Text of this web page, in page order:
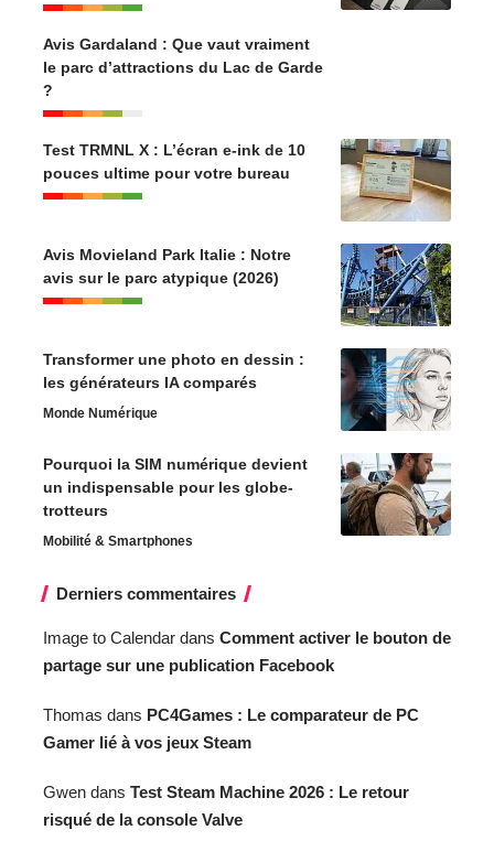
Avis Gardaland : Que vaut vraiment
le parc d’attractions du Lac de Garde
?
Test TRMNL X : L’écran e-ink de 10
pouces ultime pour votre bureau
Avis Movieland Park Italie : Notre
avis sur le parc atypique (2026)
Transformer une photo en dessin :
les générateurs IA comparés
Monde Numérique
Pourquoi la SIM numérique devient
un indispensable pour les globe-
trotteurs
Mobilité & Smartphones
Derniers commentaires
Image to Calendar dans Comment activer le bouton de
partage sur une publication Facebook
Thomas dans PC4Games : Le comparateur de PC
Gamer lié à vos jeux Steam
Gwen dans Test Steam Machine 2026 : Le retour
risqué de la console Valve